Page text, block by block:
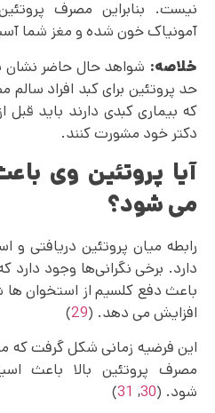
نیست. بنابراین مصرف
آمونیاک خون شده و مغز شما
خلاصه: شواهد حال حاضر
حد پروتئین برای کبد افراد
که بیماری کبدی دارند باید
دکتر خود مشورت کنند.
آیا پروتئین وی
می شود؟
رابطه میان پروتئین دریافتی
دارد. برخی نگرانی‌ها وجود
باعث دفع کلسیم از استخوان
افزایش می‌ دهد. (29
)
این فرضیه زمانی شکل گرفت که
مصرف پروتئین بالا باعث
شود. (30
,
31
)